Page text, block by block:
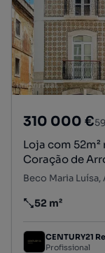
310 000 €
Loja com 52m²
Coração de
Preço por
52 m²
CENTURY21
Profissional